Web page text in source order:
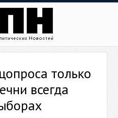
только
всегда